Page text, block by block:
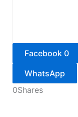
Facebook 0
WhatsApp
0Shares